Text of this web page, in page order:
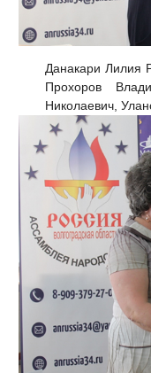
Данакари Лилия
Прохоров
Николаевич,